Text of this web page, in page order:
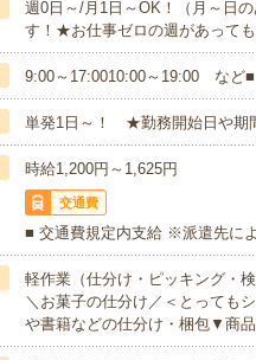
週0日～/月1日～OK！（月～日
す！★お仕事ゼロの週があって
9:00～17:0010:00～19:00 など■
単発1日～！ ★勤務開始日や期
時給1,200円～1,625円
交通費
■ 交通費規定内支給 ※派遣先に
軽作業（仕分け・ピッキング・検
＼お菓子の仕分け／＜とっても
や書籍などの仕分け・梱包▼商